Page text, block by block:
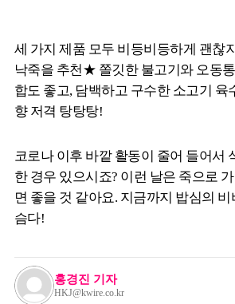
세 가지 제품 모두 비등비등하게 괜찮
낙죽을 추천★ 쫄깃한 불고기와 오동
합도 좋고, 담백하고 구수한 소고기 육
향 저격 탕탕탕!
코로나 이후 바깥 활동이 줄어 들어서
한 경우 있으시죠? 이런 날은 죽으로
면 좋을 것 같아요. 지금까지 밥심의
슴다!
홍경진 기자
HKJ@kwire.co.kr